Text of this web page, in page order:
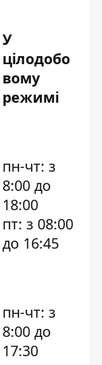
У
цілодобо
вому
режимі
пн-чт: з
8:00 до
18:00
пт: з 08:00
до 16:45
пн-чт: з
8:00 до
17:30